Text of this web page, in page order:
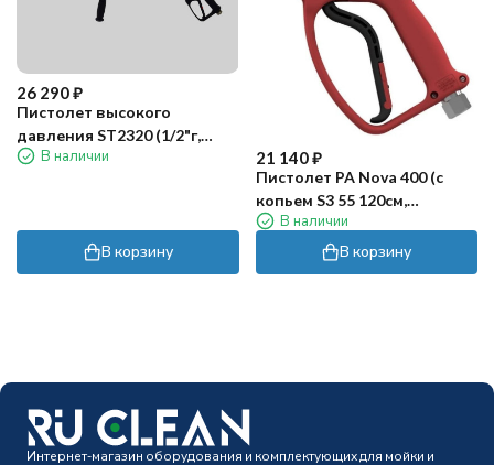
26 290₽
Пистолет высокого
давления ST2320 (1/2"г,
150бар, 80л/мин) R+M
В наличии
В корзину
21 140₽
Пистолет PA Nova 400 (c
копьем S3 55 120см,
красный)
В наличии
В корзину
Интернет-магазин оборудования и комплектующих для мойки и